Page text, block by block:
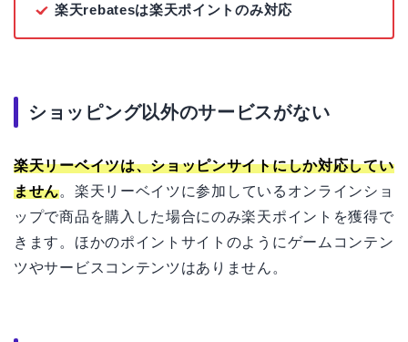
楽天rebatesは楽天ポイントのみ対応
ショッピング以外のサービスがない
楽天リーベイツは、ショッピンサイトにしか対応してい
ません。楽天リーベイツに参加しているオンラインショ
ップで商品を購入した場合にのみ楽天ポイントを獲得で
きます。ほかのポイントサイトのようにゲームコンテン
ツやサービスコンテンツはありません。